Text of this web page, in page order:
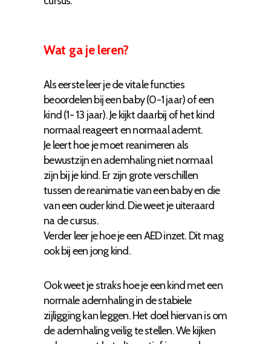
Wat ga je leren?
Als eerste leer je de vitale functies
beoordelen bij een baby (0-1 jaar) of een
kind (1- 13 jaar). Je kijkt daarbij of het kind
normaal reageert en normaal ademt.
Je leert hoe je moet reanimeren als
bewustzijn en ademhaling niet normaal
zijn bij je kind. Er zijn grote verschillen
tussen de reanimatie van een baby en die
van een ouder kind. Die weet je uiteraard
na de cursus.
Verder leer je hoe je een AED inzet. Dit mag
ook bij een jong kind.
Ook weet je straks hoe je een kind met een
normale ademhaling in de stabiele
zijligging kan leggen. Het doel hiervan is om
de ademhaling veilig te stellen. We kijken